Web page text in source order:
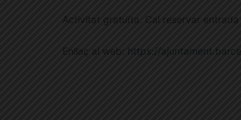
Activitat gratuïta. Cal reservar
Enllaç al web: https://